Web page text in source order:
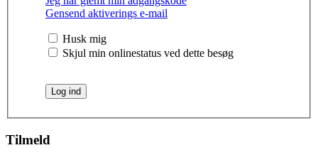
Gensend aktiverings e-mail
Husk mig
Skjul min onlinestatus ved dette besøg
Tilmeld